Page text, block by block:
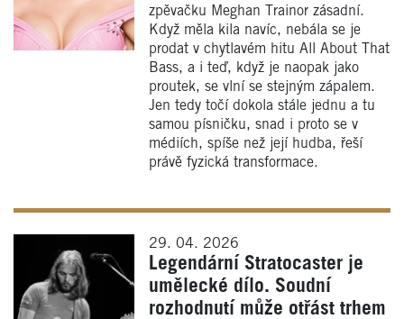
zpěvačku Meghan Trainor zásadní.
Když měla kila navíc, nebála se je
prodat v chytlavém hitu All About That
Bass, a i teď, když je naopak jako
proutek, se vlní se stejným zápalem.
Jen tedy točí dokola stále jednu a tu
samou písničku, snad i proto se v
médiích, spíše než její hudba, řeší
právě fyzická transformace.
29. 04. 2026
Legendární Stratocaster je
umělecké dílo. Soudní
rozhodnutí může otřást trhem